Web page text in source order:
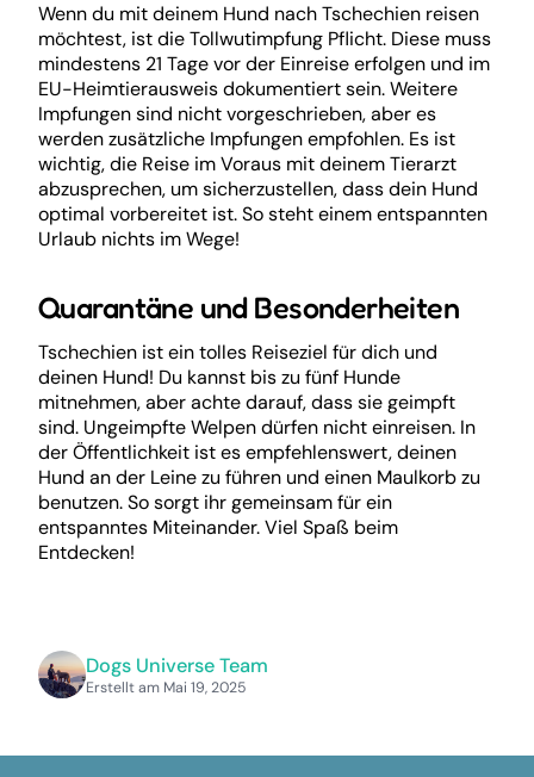
Dogs Universe Team
Erstellt am Mai 19, 2025
Wenn du mit deinem Hund nach Tschechien reisen
möchtest, ist die Tollwutimpfung Pflicht. Diese muss
mindestens 21 Tage vor der Einreise erfolgen und im
EU-Heimtierausweis dokumentiert sein. Weitere
Impfungen sind nicht vorgeschrieben, aber es
werden zusätzliche Impfungen empfohlen. Es ist
wichtig, die Reise im Voraus mit deinem Tierarzt
abzusprechen, um sicherzustellen, dass dein Hund
optimal vorbereitet ist. So steht einem entspannten
Urlaub nichts im Wege!
Quarantäne und Besonderheiten
Tschechien ist ein tolles Reiseziel für dich und
deinen Hund! Du kannst bis zu fünf Hunde
mitnehmen, aber achte darauf, dass sie geimpft
sind. Ungeimpfte Welpen dürfen nicht einreisen. In
der Öffentlichkeit ist es empfehlenswert, deinen
Hund an der Leine zu führen und einen Maulkorb zu
benutzen. So sorgt ihr gemeinsam für ein
entspanntes Miteinander. Viel Spaß beim
Entdecken!